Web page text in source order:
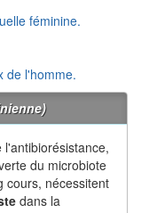
féminine.
de l'homme.
du microbiote
cours, nécessitent
dans la